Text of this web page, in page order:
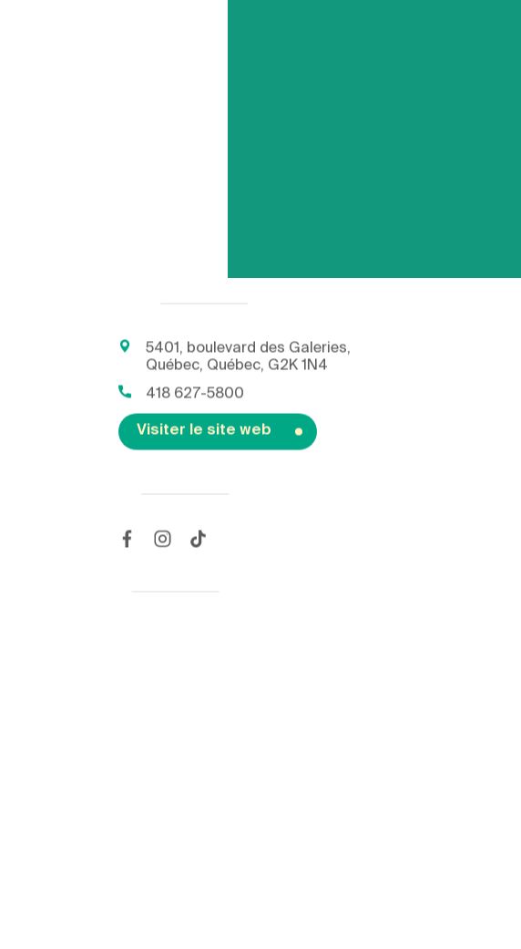
5401, boulevard des Galeries,
Québec, Québec, G2K 1N4
418 627-5800
Visiter le site web